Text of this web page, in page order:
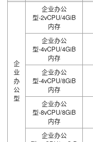
企
业
办
公
型
企业办公
型-2vCPU/4GiB
内存
企业办公
型-4vCPU/4GiB
内存
企业办公
型-4vCPU/8GiB
内存
企业办公
型-8vCPU/8GiB
内存
企业办公